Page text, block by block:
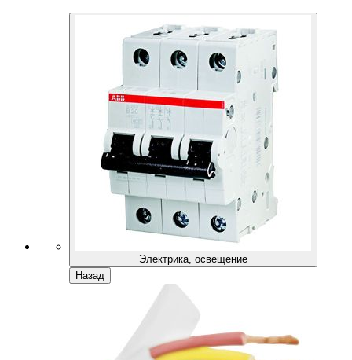
Электрика, освещение
Назад